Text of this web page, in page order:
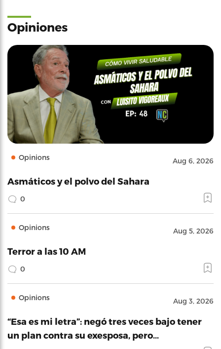
Opiniones
Opinions Aug 6, 2026
Asmáticos y el polvo del Sahara
0
Opinions Aug 5, 2026
Terror a las 10 AM
0
Opinions Aug 3, 2026
“Esa es mi letra”: negó tres veces bajo tener
un plan contra su exesposa, pero…